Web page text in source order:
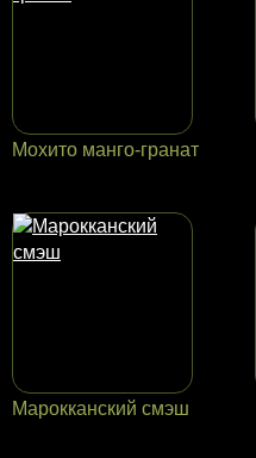
Мохито манго-гранат
Марокканский смэш